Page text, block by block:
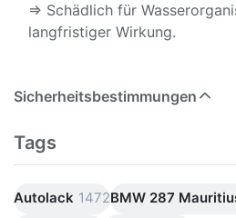
⇒ Schädlich für
langfristiger Wirkung.
Sicherheitsbestimmungen
Tags
Autolack 1472BMW 287